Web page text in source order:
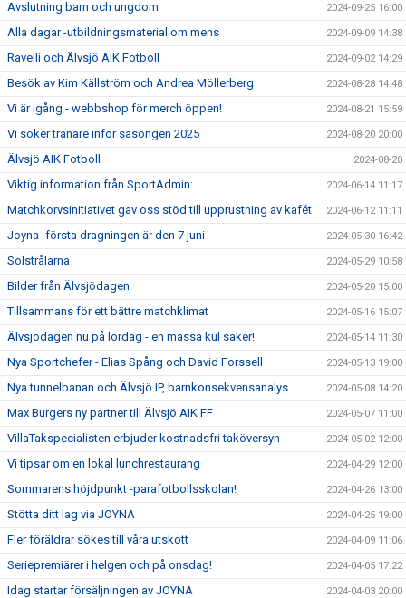
Avslutning barn och ungdom 2024-09-25 16:00
Alla dagar -utbildningsmaterial om mens 2024-09-09 14:38
Ravelli och Älvsjö AIK Fotboll 2024-09-02 14:29
Besök av Kim Källström och Andrea Möllerberg 2024-08-28 14:48
Vi är igång - webbshop för merch öppen! 2024-08-21 15:59
Vi söker tränare inför säsongen 2025 2024-08-20 20:00
Älvsjö AIK Fotboll 2024-08-20
Viktig information från SportAdmin: 2024-06-14 11:17
Matchkorvsinitiativet gav oss stöd till upprustning av kafét 2024-06-12 11:11
Joyna -första dragningen är den 7 juni 2024-05-30 16:42
Solstrålarna 2024-05-29 10:58
Bilder från Älvsjödagen 2024-05-20 15:00
Tillsammans för ett bättre matchklimat 2024-05-16 15:07
Älvsjödagen nu på lördag - en massa kul saker! 2024-05-14 11:30
Nya Sportchefer - Elias Spång och David Forssell 2024-05-13 19:00
Nya tunnelbanan och Älvsjö IP, barnkonsekvensanalys 2024-05-08 14:20
Max Burgers ny partner till Älvsjö AIK FF 2024-05-07 11:00
VillaTakspecialisten erbjuder kostnadsfri taköversyn 2024-05-02 12:00
Vi tipsar om en lokal lunchrestaurang 2024-04-29 12:00
Sommarens höjdpunkt -parafotbollsskolan! 2024-04-26 13:00
Stötta ditt lag via JOYNA 2024-04-25 19:00
Fler föräldrar sökes till våra utskott 2024-04-09 11:06
Seriepremiärer i helgen och på onsdag! 2024-04-05 17:22
Idag startar försäljningen av JOYNA 2024-04-03 20:00